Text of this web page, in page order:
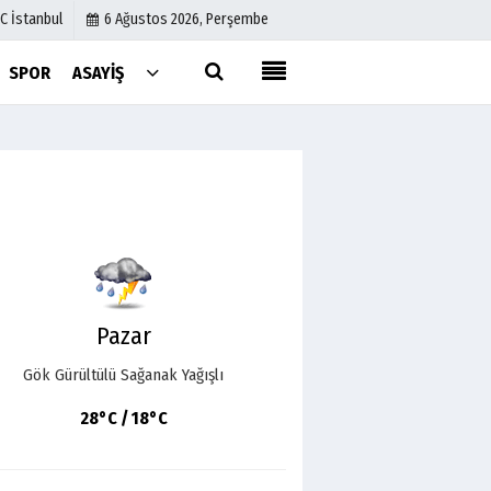
İstanbul 6 Ağustos 2026, Perşembe
SPOR ASAYIŞ
Pazar
Gök Gürültülü Sağanak Yağışlı
28°C / 18°C